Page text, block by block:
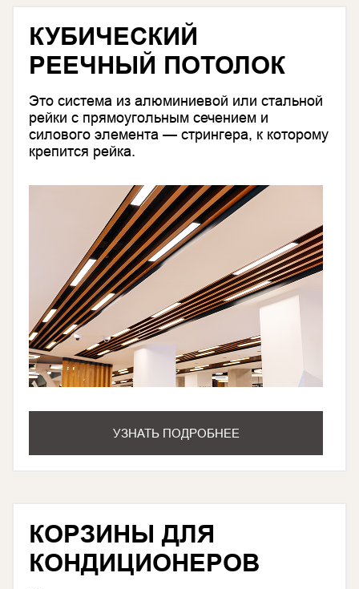
КУБИЧЕСКИЙ
РЕЕЧНЫЙ ПОТОЛОК
Это система из алюминиевой или стальной
рейки с прямоугольным сечением и
силового элемента — стрингера, к которому
крепится рейка.
УЗНАТЬ ПОДРОБНЕЕ
КОРЗИНЫ ДЛЯ
КОНДИЦИОНЕРОВ